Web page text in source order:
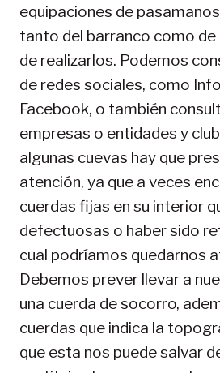
equipaciones de
tanto del barranco como de
de realizarlos. Podemos
de redes sociales, como
Facebook, o también
empresas o entidades y
algunas cuevas hay que
atención, ya que a veces
cuerdas fijas en su interior
defectuosas o haber sido
cual podríamos quedarnos
Debemos prever llevar a
una cuerda de socorro,
cuerdas que indica la
que esta nos puede salvar